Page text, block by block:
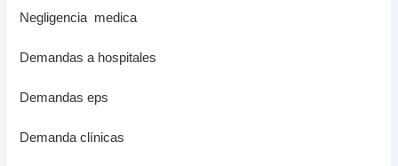
Negligencia medica
Demandas a hospitales
Demandas eps
Demanda clínicas